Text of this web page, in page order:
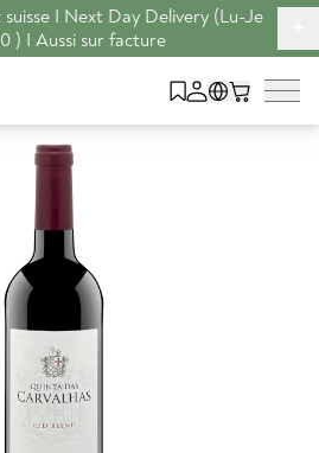
I Next Day Delivery (Lu-Je
) I Aussi sur facture